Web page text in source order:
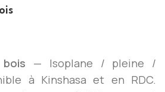
— Isoplane / pleine /
à Kinshasa et en RDC.